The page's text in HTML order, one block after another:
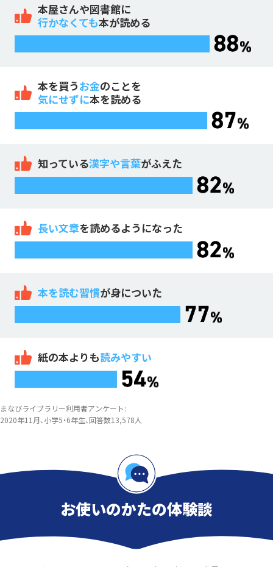
本屋さんや図書館に
行かなくても本が読める
本を買うお金のことを
気にせずに本を読める
知っている漢字や言葉がふえた
長い文章を読めるようになった
本を読む習慣が身についた
紙の本よりも読みやすい
まなびライブラリー利用者アンケート:
2020年11月、小学5・6年生、回答数13,578人
お使いのかたの体験談